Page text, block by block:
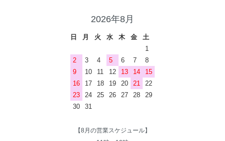
2026年8月
日 月 火 水 木 金
土
1
2
3 4 5 6 7
8
9
10 11 12 13 14
15
16
17 18 19 20 21
22
23
24 25 26 27 28
29
30
31
【8月の営業スケジュール】